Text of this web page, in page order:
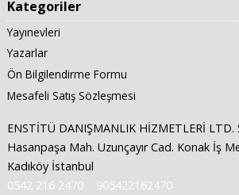
Kategoriler
Yayınevleri
Yazarlar
Ön Bilgilendirme Formu
Mesafeli Satış Sözleşmesi
ENSTİTÜ DANIŞMANLIK HİZMETLERİ LTD.
Hasanpaşa Mah. Uzunçayır Cad. Konak İş
Kadıköy İstanbul
0542 216 2470
905422162470